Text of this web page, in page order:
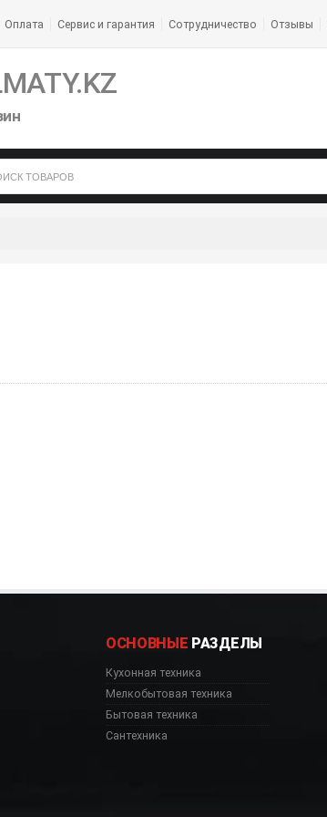
Оплата Сервис и гарантия Сотрудничество Отзывы
ОСНОВНЫЕ РАЗДЕЛЫ
Кухонная техника
Мелкобытовая техника
Бытовая техника
Сантехника